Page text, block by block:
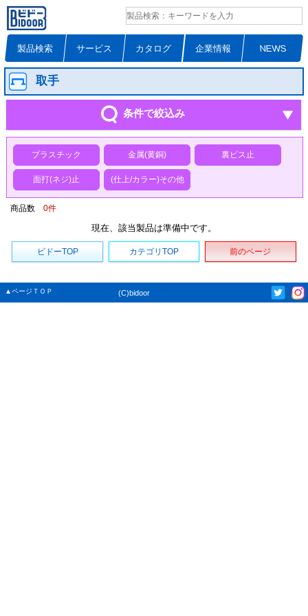
製品検索 サービス カタログ 企業情報 NEWS
取手
条件で絞込み
プラスチック 金属(黄銅) 裏ビス止
面打(ネジ)止 (仕上/カラー)その他
商品数 0件
現在、該当製品は準備中です。
ビドーTOP カテゴリTOP 前のページ
▲ページＴＯＰ (C)bidoor